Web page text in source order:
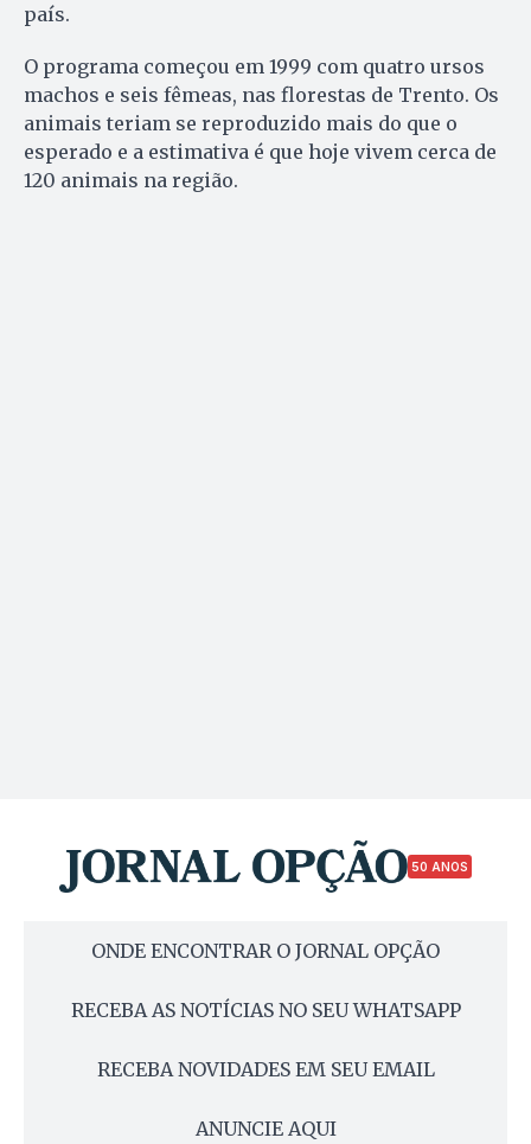
país.
O programa começou em 1999 com quatro ursos
machos e seis fêmeas, nas florestas de Trento. Os
animais teriam se reproduzido mais do que o
esperado e a estimativa é que hoje vivem cerca de
120 animais na região.
50 ANOS
ONDE ENCONTRAR O JORNAL OPÇÃO
RECEBA AS NOTÍCIAS NO SEU WHATSAPP
RECEBA NOVIDADES EM SEU EMAIL
ANUNCIE AQUI